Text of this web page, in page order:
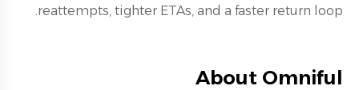
reattempts, tighter ETAs, and a faster return loop.
About Omniful